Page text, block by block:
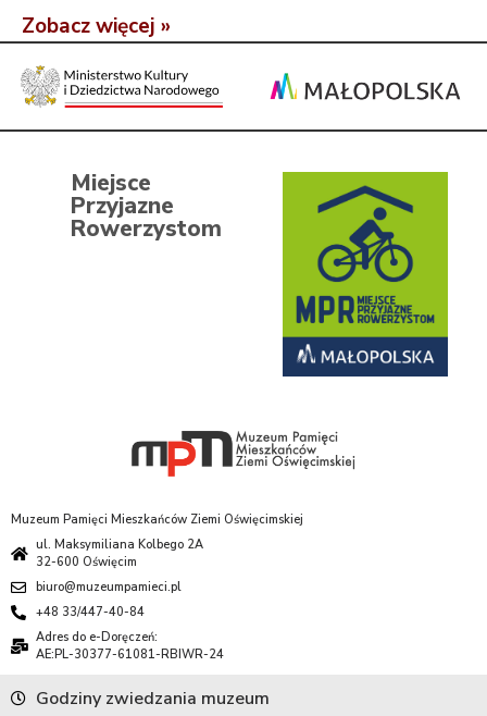
Zobacz więcej »
Miejsce
Przyjazne
Rowerzystom
Muzeum Pamięci Mieszkańców Ziemi Oświęcimskiej
ul. Maksymiliana Kolbego 2A
32-600 Oświęcim
biuro@muzeumpamieci.pl
+48 33/447-40-84
Adres do e-Doręczeń:
AE:PL-30377-61081-RBIWR-24
Godziny zwiedzania muzeum